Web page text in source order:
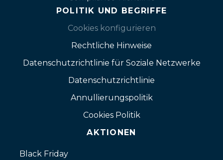
POLITIK UND BEGRIFFE
Cookies konfigurieren
Rechtliche Hinweise
Datenschutzrichtlinie für Soziale Netzwerke
Datenschutzrichtlinie
Annullierungspolitik
Cookies Politik
AKTIONEN
Black Friday